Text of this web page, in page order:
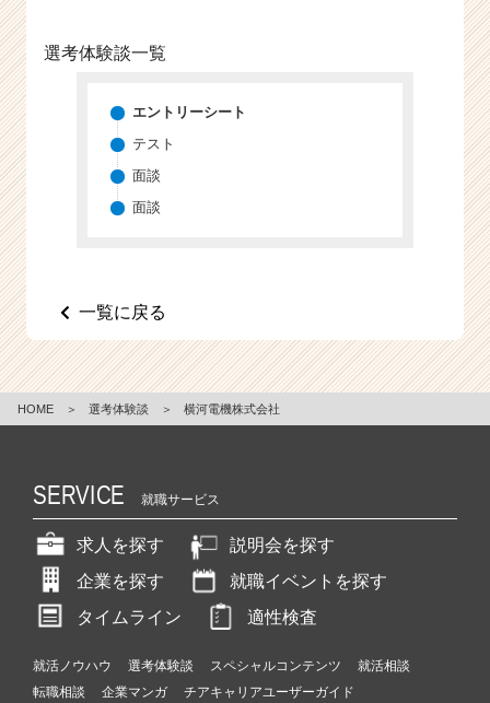
選考体験談一覧
エントリーシート
テスト
面談
面談
一覧に戻る
HOME ＞ 選考体験談 ＞ 横河電機株式会社
SERVICE 就職サービス
求人を探す
説明会を探す
企業を探す
就職イベントを探す
タイムライン
適性検査
就活ノウハウ 選考体験談 スペシャルコンテンツ
就活相談
転職相談
企業マンガ チアキャリアユーザーガイド